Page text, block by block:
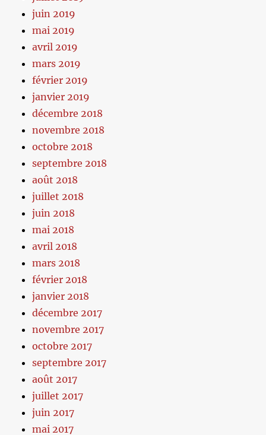
juin 2019
mai 2019
avril 2019
mars 2019
février 2019
janvier 2019
décembre 2018
novembre 2018
octobre 2018
septembre 2018
août 2018
juillet 2018
juin 2018
mai 2018
avril 2018
mars 2018
février 2018
janvier 2018
décembre 2017
novembre 2017
octobre 2017
septembre 2017
août 2017
juillet 2017
juin 2017
mai 2017